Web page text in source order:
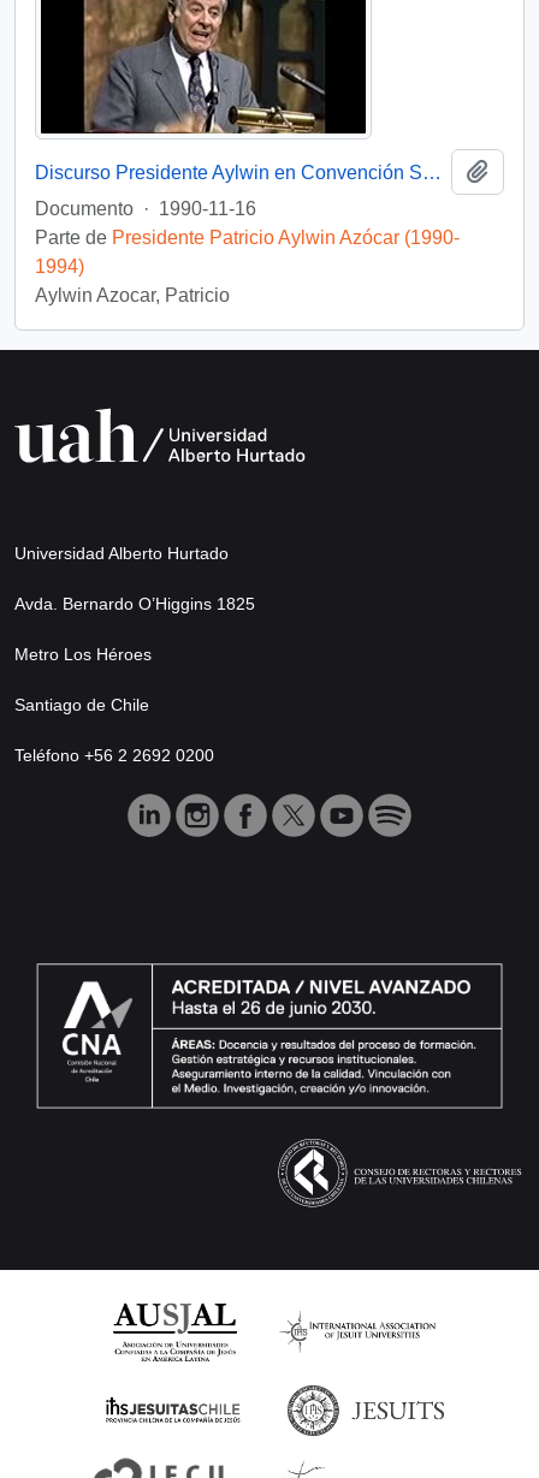
Discurso Presidente Aylwin en Convención Santiago: Video
Documento · 1990-11-16
Parte de Presidente Patricio Aylwin Azócar (1990-
1994)
Aylwin Azocar, Patricio
Universidad Alberto Hurtado
Avda. Bernardo O’Higgins 1825
Metro Los Héroes
Santiago de Chile
Teléfono +56 2 2692 0200